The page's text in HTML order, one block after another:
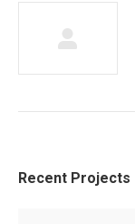
Recent Projects